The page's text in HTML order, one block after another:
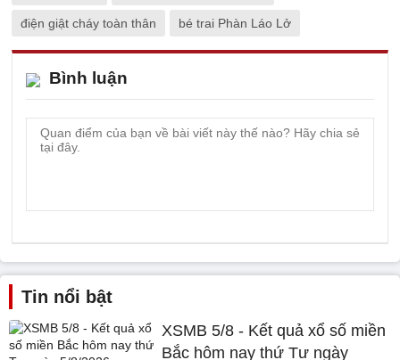
điện giật cháy toàn thân bé trai Phàn Láo Lở
Bình luận
Tin nổi bật
XSMB 5/8 - Kết quả xổ số miền
Bắc hôm nay thứ Tư ngày